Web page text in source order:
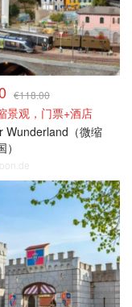
€118.00
景观，门票+酒店
Wunderland（微缩